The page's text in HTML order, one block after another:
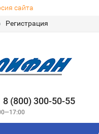
сайта
Регистрация
8 (800) 300-50-55